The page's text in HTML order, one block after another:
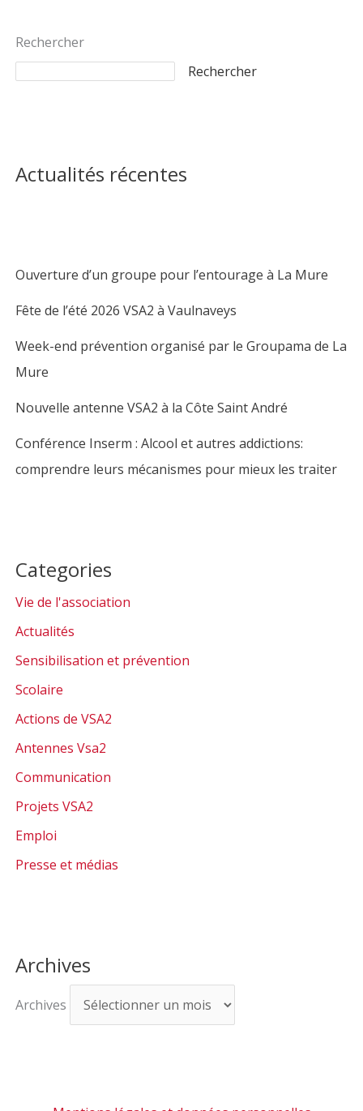
Rechercher
Rechercher
Actualités récentes
Ouverture d’un groupe pour l’entourage à La Mure
Fête de l’été 2026 VSA2 à Vaulnaveys
Week-end prévention organisé par le Groupama de La
Mure
Nouvelle antenne VSA2 à la Côte Saint André
Conférence Inserm : Alcool et autres addictions:
comprendre leurs mécanismes pour mieux les traiter
Categories
Vie de l'association
Actualités
Sensibilisation et prévention
Scolaire
Actions de VSA2
Antennes Vsa2
Communication
Projets VSA2
Emploi
Presse et médias
Archives
Archives